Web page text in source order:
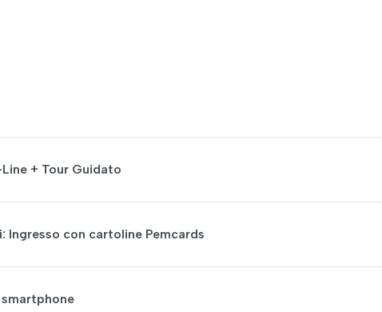
+ Tour Guidato
Ingresso con cartoline Pemcards